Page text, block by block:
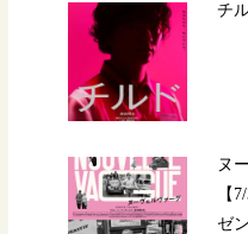
チ
ヌ
【
ゼ